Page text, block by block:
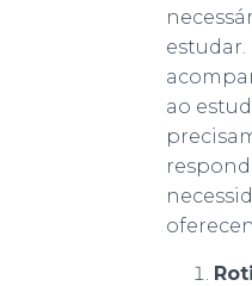
estudar.
ao